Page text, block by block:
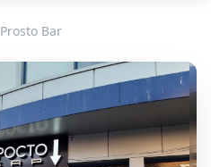
Prosto Bar